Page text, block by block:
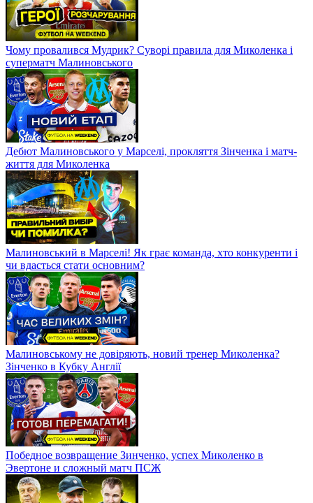
Чому провалився Мудрик? Суворі правила для Миколенка і
суперматч Малиновського
Дебют Малиновського у Марселі, прокляття Зінченка і матч-
життя для Миколенка
Малиновський в Марселі! Як грає команда, хто конкуренти і
чи вдасться стати основним?
Малиновському не довіряють, новий тренер Миколенка?
Зінченко в Кубку Англії
Победное возвращение Зинченко, успех Миколенко в
Эвертоне и сложный матч ПСЖ